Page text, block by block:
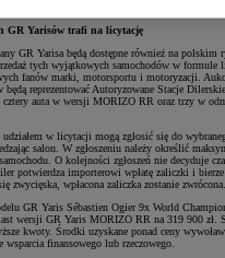
200 sztuk.
GR Yarisów trafi na licytację
GR Yarisa będą dostępne również na polskim
tych wyjątkowych samochodów w formule
fanów marki, motorsportu i motoryzacji.
będą reprezentować Autoryzowane Stacje
cztery auta w wersji MORIZO RR oraz trzy w
udziałem w licytacji mogą zgłosić się do
salon. W zgłoszeniu należy określić
O kolejności zgłoszeń nie decyduje
potwierdza importerowi wpłatę zaliczki i
zwycięska, wpłacona zaliczka zostanie zwrócona.
GR Yaris Sébastien Ogier 9x World
wersji GR Yaris MORIZO RR na 319 900 zł.
kwoty. Środki uzyskane ponad ceny
finansowego lub rzeczowego.